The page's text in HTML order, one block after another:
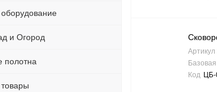
и Огород
полотна
Артикул
Код ЦБ-